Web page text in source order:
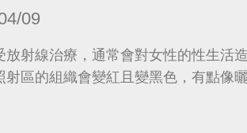
09
放射線治療，通常會對女性的性生活
區的組織會變紅且變黑色，有點像曬